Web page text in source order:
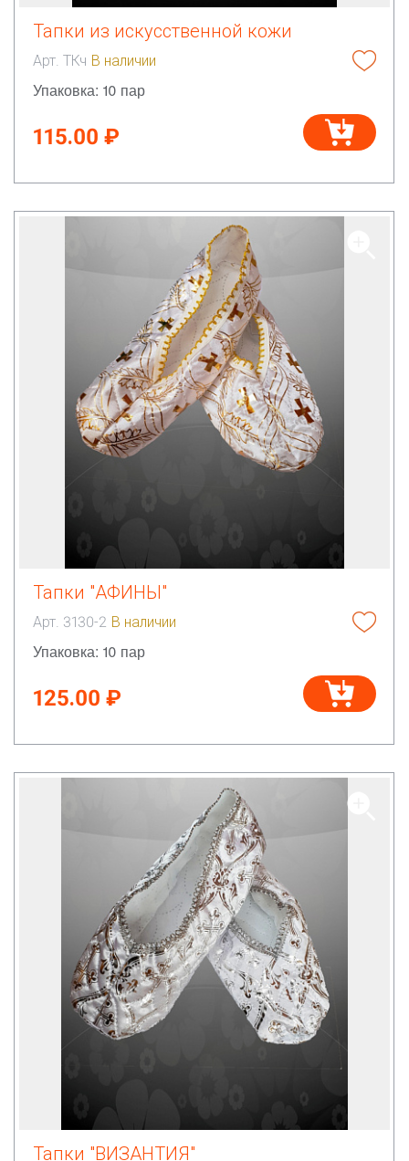
Тапки из искусственной кожи
Арт. ТКч В наличии
Упаковка: 10 пар
115.00 ₽
Тапки "АФИНЫ"
Арт. 3130-2 В наличии
Упаковка: 10 пар
125.00 ₽
Тапки "ВИЗАНТИЯ"